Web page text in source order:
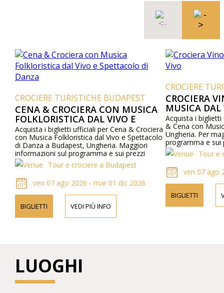
CROCIERE TURISTICHE BUDAPEST
CENA & CROCIERA CON MUSICA
FOLKLORISTICA DAL VIVO E
SPETTACOLO DI DANZA
Acquista i biglietti ufficiali per Cena & Crociera
con Musica Folkloristica dal Vivo e Spettacolo
di Danza a Budapest, Ungheria. Maggiori
informazioni sul programma e sui prezzi
online e telefonicamente.
Tour e crociere a Budapest
ven 07 ago 2026 - mar 01 dic 2026
BIGLIETTI VEDI PIÙ INFO
CROCIERE
CROCIERA
MUSICA DAL
Acquista i biglietti
& Cena con
Ungheria. Per
programma e sui
web o contattaci
Tour e
ven 07 ago
BIGLIETTI
LUOGHI